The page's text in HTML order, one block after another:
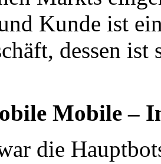
Kunde ist
dessen
Mobile –
die